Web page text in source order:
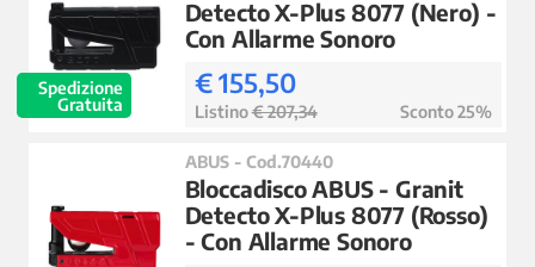
Spedizione
Gratuita
Detecto X-Plus 8077 (Nero) -
Con Allarme Sonoro
€ 155,50
Listino€ 207,34 Sconto 25%
ABUS - Cod.70440
Bloccadisco ABUS - Granit
Detecto X-Plus 8077 (Rosso)
- Con Allarme Sonoro